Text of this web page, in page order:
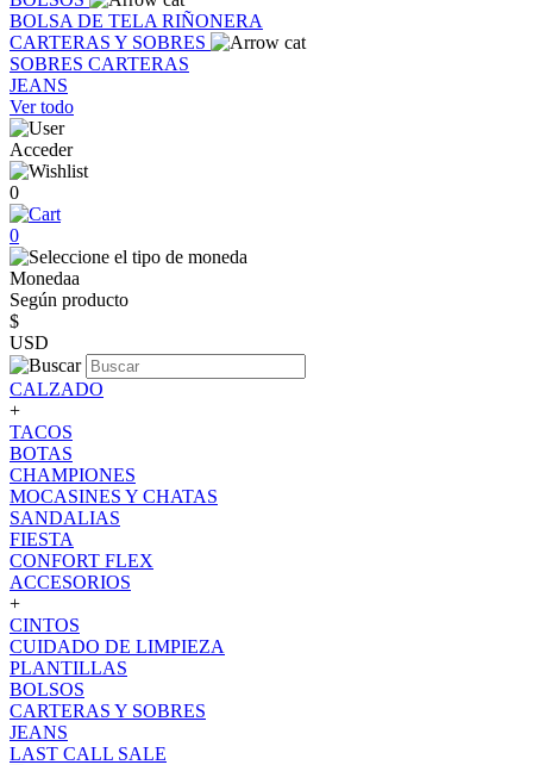
BOLSA DE TELA RIÑONERA
CARTERAS Y SOBRES
SOBRES CARTERAS
JEANS
Ver todo
Acceder
0
0
Monedaa
Según producto
$
USD
CALZADO
+
TACOS
BOTAS
CHAMPIONES
MOCASINES Y CHATAS
SANDALIAS
FIESTA
CONFORT FLEX
ACCESORIOS
+
CINTOS
CUIDADO DE LIMPIEZA
PLANTILLAS
BOLSOS
CARTERAS Y SOBRES
JEANS
LAST CALL SALE